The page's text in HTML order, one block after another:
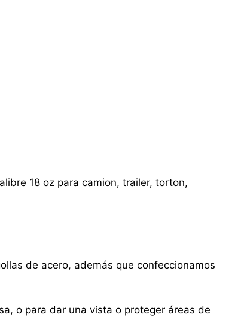
18 oz para camion, trailer, torton,
de acero, además que confeccionamos
o para dar una vista o proteger áreas de